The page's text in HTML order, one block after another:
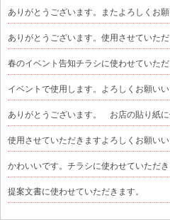
ありがとうございます。またよろしくお願
ありがとうございます。使用させていただ
春のイベント告知チラシに使わせていただ
イベントで使用します。よろしくお願いい
ありがとうございます。 お店の貼り紙に
使用させていただきますよろしくお願い
かわいいです。チラシに使わせていただ
提案文書に使わせていただきます。